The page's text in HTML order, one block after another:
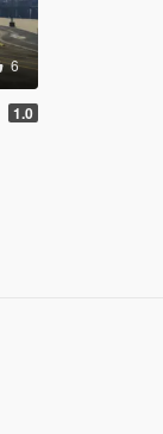
6
1.0